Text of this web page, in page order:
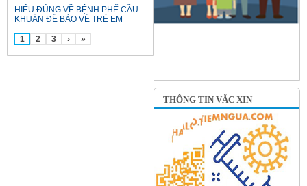
HIỂU ĐÚNG VỀ BỆNH PHẾ CẦU
KHUẨN ĐỂ BẢO VỆ TRẺ EM
1 2 3 › »
THÔNG TIN VẮC XIN